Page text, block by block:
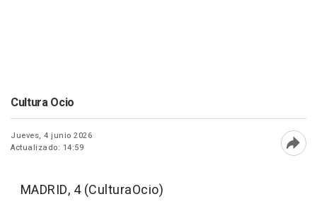
Cultura Ocio
Jueves, 4 junio 2026
Actualizado: 14:59
MADRID, 4 (CulturaOcio)